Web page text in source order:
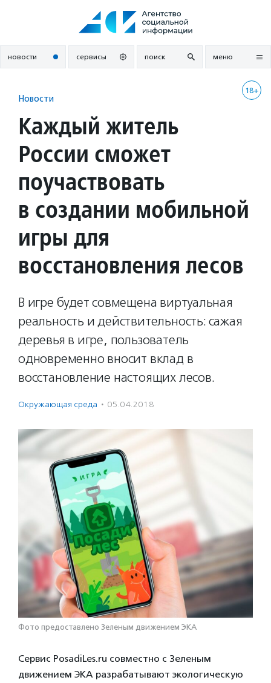
новости сервисы поиск меню
18+
Новости
Каждый житель
России сможет
поучаствовать
в создании мобильной
игры для
восстановления лесов
В игре будет совмещена виртуальная
реальность и действительность: сажая
деревья в игре, пользователь
одновременно вносит вклад в
восстановление настоящих лесов.
Окружающая среда · 05.04.2018
Фото предоставлено Зеленым движением ЭКА
Сервис PosadiLes.ru совместно с Зеленым
движением ЭКА разрабатывают экологическую